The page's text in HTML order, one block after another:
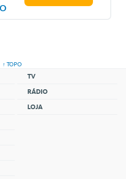
↑ TOPO
TV
RÁDIO
LOJA